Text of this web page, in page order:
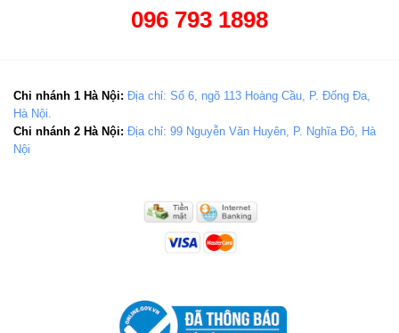
096 793 1898
Chi nhánh 1 Hà Nội: Địa chỉ: Số 6, ngõ 113 Hoàng Cầu, P. Đống Đa,
Hà Nội.
Chi nhánh 2 Hà Nội: Địa chỉ: 99 Nguyễn Văn Huyên, P. Nghĩa Đô, Hà
Nội